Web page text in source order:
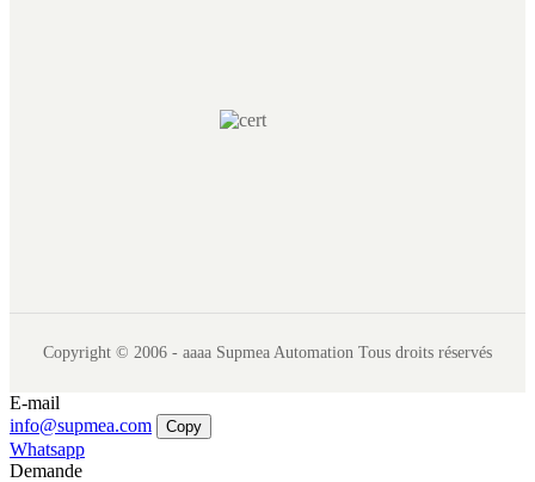
Copyright © 2006 - aaaa Supmea Automation Tous droits réservés
E-mail
info@supmea.com
Copy
Whatsapp
Demande